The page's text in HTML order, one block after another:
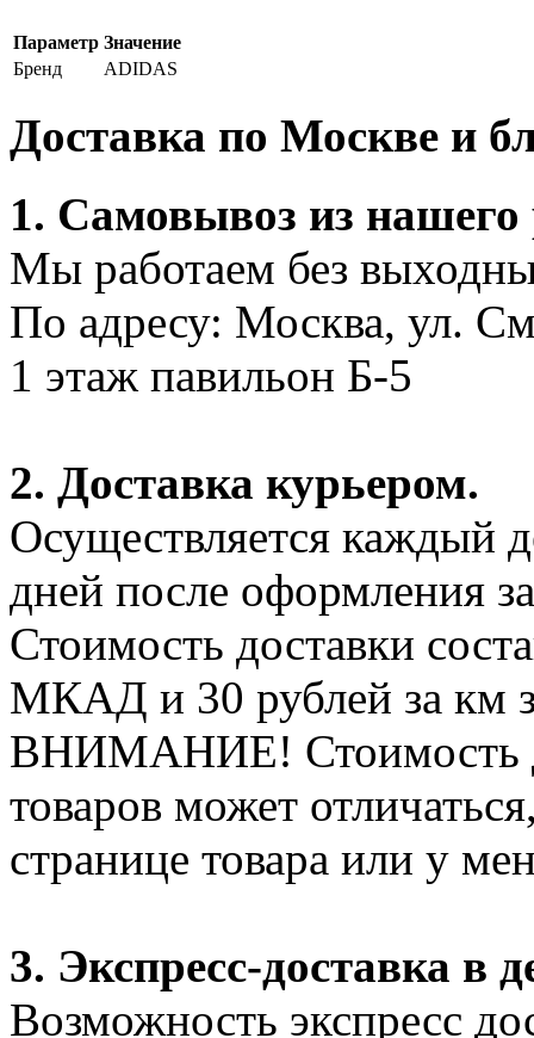
Параметр Значение
Бренд
ADIDAS
Доставка по Москве и
1. Самовывоз из нашего
Мы работаем без
По адресу: Москва, ул.
1 этаж павильон Б-5
2. Доставка курьером.
Осуществляется каждый
дней после оформления
Стоимость доставки
МКАД и 30 рублей за км
ВНИМАНИЕ! Стоимость
товаров может
странице товара или у
3. Экспресс-доставка в
Возможность экспресс